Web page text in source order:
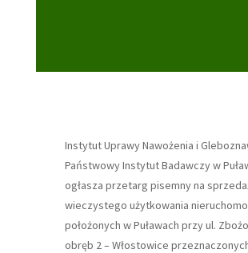
Instytut Uprawy Nawożenia i
Państwowy Instytut Badawczy w
ogłasza przetarg pisemny na
wieczystego użytkowania
położonych w Puławach przy ul.
obręb 2 – Włostowice